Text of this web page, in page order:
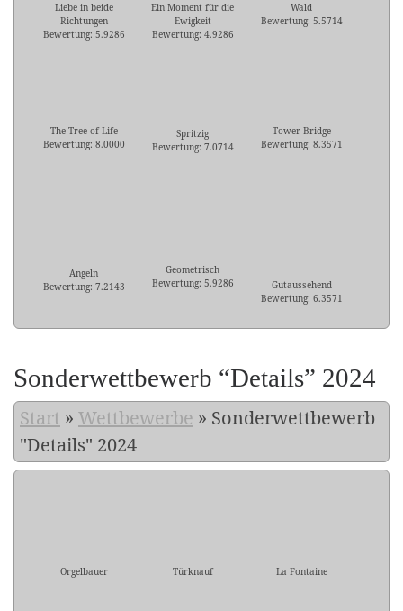
Liebe in beide
Richtungen
Bewertung: 5.9286
Ein Moment für die
Ewigkeit
Bewertung: 4.9286
Wald
Bewertung: 5.5714
The Tree of Life
Bewertung: 8.0000
Spritzig
Bewertung: 7.0714
Tower-Bridge
Bewertung: 8.3571
Angeln
Bewertung: 7.2143
Geometrisch
Bewertung: 5.9286
Gutaussehend
Bewertung: 6.3571
Sonderwettbewerb “Details” 2024
Start » Wettbewerbe » Sonderwettbewerb
"Details" 2024
Orgelbauer Türknauf La Fontaine